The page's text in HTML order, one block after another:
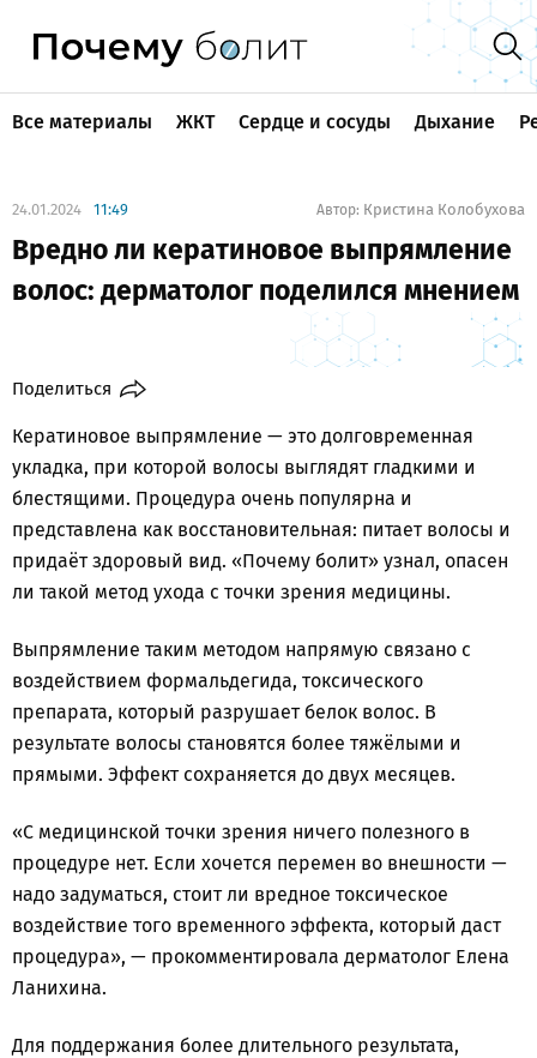
Все материалы ЖКТ Сердце и сосуды Дыхание
24.01.2024 11:49 Автор: Кристина Колобухова
Вредно ли кератиновое выпрямление
волос: дерматолог поделился мнением
Поделиться
Кератиновое выпрямление — это долговременная
укладка, при которой волосы выглядят гладкими и
блестящими. Процедура очень популярна и
представлена как восстановительная: питает волосы и
придаёт здоровый вид. «Почему болит» узнал, опасен
ли такой метод ухода с точки зрения медицины.
Выпрямление таким методом напрямую связано с
воздействием формальдегида, токсического
препарата, который разрушает белок волос. В
результате волосы становятся более тяжёлыми и
прямыми. Эффект сохраняется до двух месяцев.
«С медицинской точки зрения ничего полезного в
процедуре нет. Если хочется перемен во внешности —
надо задуматься, стоит ли вредное токсическое
воздействие того временного эффекта, который даст
процедура», — прокомментировала дерматолог Елена
Ланихина.
Для поддержания более длительного результата,